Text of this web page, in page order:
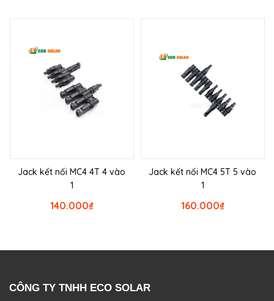
Jack kết nối MC4 4T 4 vào
1
₫
140.000
Jack kết nối MC4 5T 5 vào
1
₫
160.000
CÔNG TY TNHH ECO SOLAR